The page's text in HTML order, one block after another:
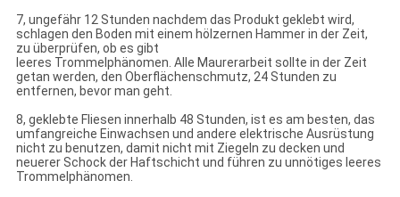
7, ungefähr 12 Stunden nachdem das Produkt geklebt wird,
schlagen den Boden mit einem hölzernen Hammer in der Zeit,
zu überprüfen, ob es gibt
leeres Trommelphänomen. Alle Maurerarbeit sollte in der Zeit
getan werden, den Oberflächenschmutz, 24 Stunden zu
entfernen, bevor man geht.
8, geklebte Fliesen innerhalb 48 Stunden, ist es am besten, das
umfangreiche Einwachsen und andere elektrische Ausrüstung
nicht zu benutzen, damit nicht mit Ziegeln zu decken und
neuerer Schock der Haftschicht und führen zu unnötiges leeres
Trommelphänomen.